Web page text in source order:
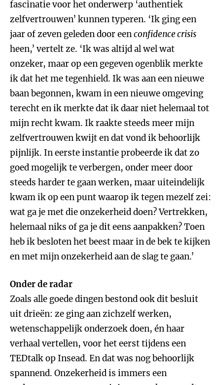
fascinatie voor het onderwerp ‘authentiek
zelfvertrouwen’ kunnen typeren. ‘Ik ging een
jaar of zeven geleden door eenconfidence crisis
heen,’ vertelt ze. ‘Ik was altijd al wel wat
onzeker, maar op een gegeven ogenblik merkte
ik dat het me tegenhield. Ik was aan een nieuwe
baan begonnen, kwam in een nieuwe omgeving
terecht en ik merkte dat ik daar niet helemaal tot
mijn recht kwam. Ik raakte steeds meer mijn
zelfvertrouwen kwijt en dat vond ik behoorlijk
pijnlijk. In eerste instantie probeerde ik dat zo
goed mogelijk te verbergen, onder meer door
steeds harder te gaan werken, maar uiteindelijk
kwam ik op een punt waarop ik tegen mezelf zei:
wat ga je met die onzekerheid doen? Vertrekken,
helemaal niks of ga je dit eens aanpakken? Toen
heb ik besloten het beest maar in de bek te kijken
en met mijn onzekerheid aan de slag te gaan.’
Onder de radar
Zoals alle goede dingen bestond ook dit besluit
uit drieën: ze ging aan zichzelf werken,
wetenschappelijk onderzoek doen, én haar
verhaal vertellen, voor het eerst tijdens een
TEDtalk op Insead. En dat was nog behoorlijk
spannend. Onzekerheid is immers een